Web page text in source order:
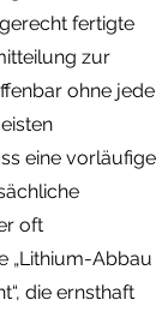
fertigte
zur
ohne jede
eine vorläufige
oft
„Lithium-Abbau
die ernsthaft